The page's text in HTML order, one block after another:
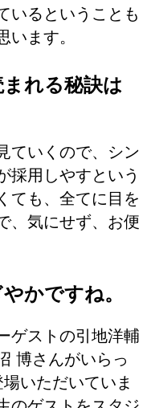
いるということも
います。
れる秘訣は
ていくので、シン
採用しやすという
ても、全てに目を
、気にせず、お便
かですね。
ゲストの引地洋輔
博さんがいらっ
いただいていま